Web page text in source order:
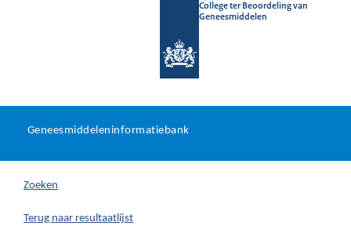
College ter Beoordeling van
Geneesmiddelen
U
hier:
Geneesmiddeleninformatiebank
Zoeken
Terug naar resultaatlijst